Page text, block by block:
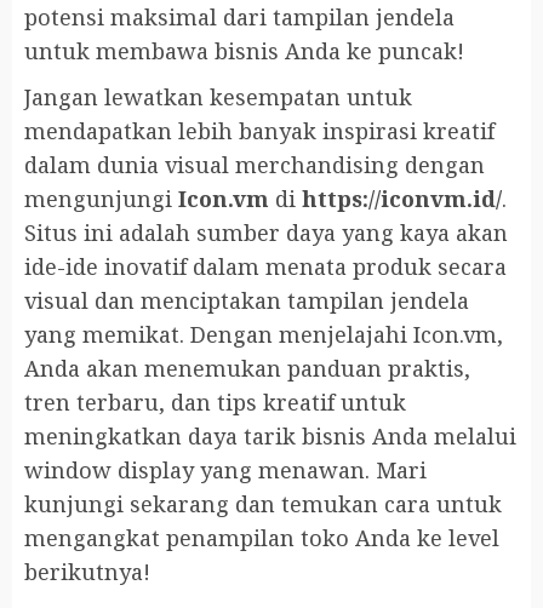
potensi maksimal dari tampilan jendela
untuk membawa bisnis Anda ke puncak!
Jangan lewatkan kesempatan untuk
mendapatkan lebih banyak inspirasi kreatif
dalam dunia visual merchandising dengan
mengunjungi Icon.vm di https://iconvm.id/.
Situs ini adalah sumber daya yang kaya akan
ide-ide inovatif dalam menata produk secara
visual dan menciptakan tampilan jendela
yang memikat. Dengan menjelajahi Icon.vm,
Anda akan menemukan panduan praktis,
tren terbaru, dan tips kreatif untuk
meningkatkan daya tarik bisnis Anda melalui
window display yang menawan. Mari
kunjungi sekarang dan temukan cara untuk
mengangkat penampilan toko Anda ke level
berikutnya!